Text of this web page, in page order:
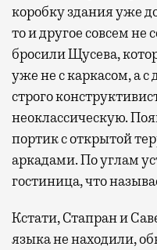
коробку здания уже
то и другое совсем не
бросили Щусева,
уже не с каркасом, а с
строго
неоклассическую.
портик с открытой
аркадами. По углам
гостиница, что
Кстати, Стапран и
языка не находили,